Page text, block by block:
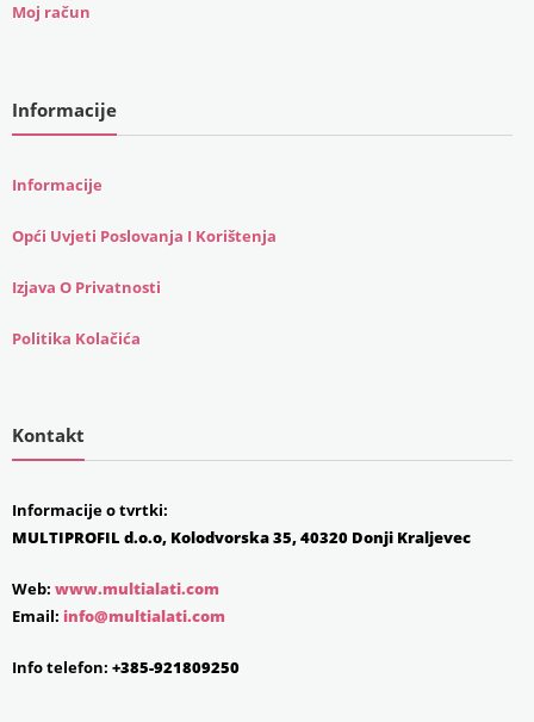
Moj račun
Informacije
Informacije
Opći Uvjeti Poslovanja I Korištenja
Izjava O Privatnosti
Politika Kolačića
Kontakt
Informacije o tvrtki:
MULTIPROFIL d.o.o, Kolodvorska 35, 40320 Donji Kraljevec
Web: www.multialati.com
Email: info@multialati.com
Info telefon: +385-921809250